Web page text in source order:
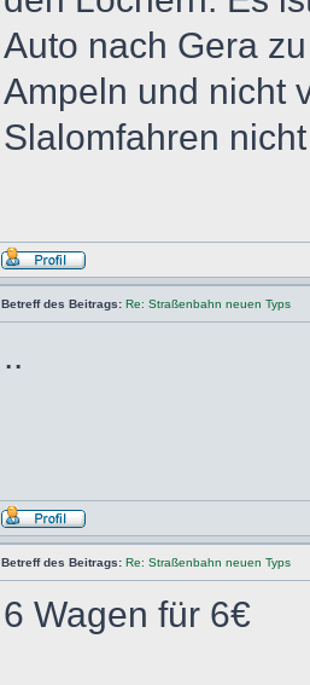
Auto nach Gera
Ampeln und nicht
Slalomfahren
Betreff des Beitrags: Re: Straßenbahn neuen Typs
..
Betreff des Beitrags: Re: Straßenbahn neuen Typs
6 Wagen für 6€